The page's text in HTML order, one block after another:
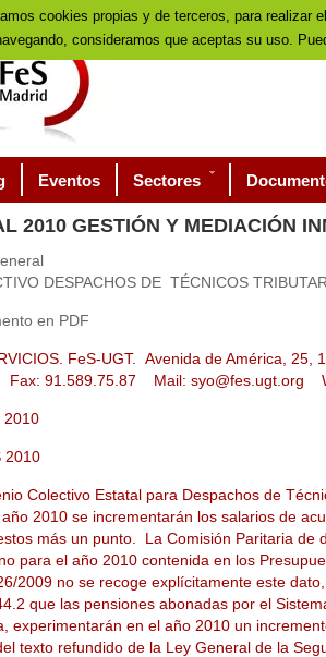
Eventos Sectores
2010 GESTIÓN Y MEDIACIÓN
DESPACHOS DE TÉCNICOS
en PDF
FeS-UGT. Avenida de América,
Fax: 91.589.75.87 Mail: syo@fes.ugt.org
2010
2010
Colectivo Estatal para Despachos de
2010 se incrementarán los salarios de
más un punto. La Comisión Paritaria de
para el año 2010 contenida en los
2009 no se recoge explícitamente este
que las pensiones abonadas por el
experimentarán en el año 2010 un
texto refundido de la Ley General de la
cookies propias y de terceros, para realizar
consideramos que aceptas su uso.